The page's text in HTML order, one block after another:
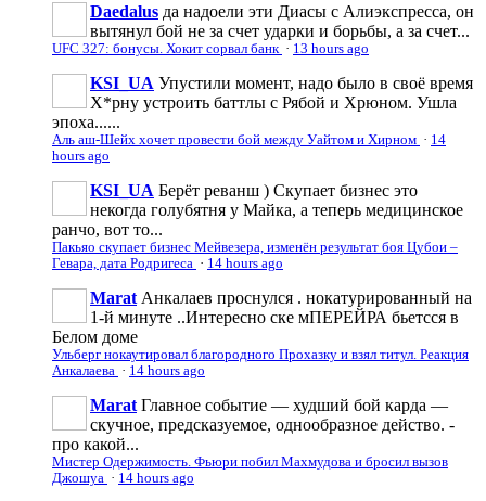
Daedalus да надоели эти Диасы с Алиэкспресса, он
вытянул бой не за счет ударки и борьбы, а за счет...
UFC 327: бонусы. Хокит сорвал банк · 13 hours ago
KSI_UA Упустили момент, надо было в своё время
Х*рну устроить баттлы с Рябой и Хрюном. Ушла
эпоха......
Аль аш-Шейх хочет провести бой между Уайтом и Хирном · 14
hours ago
KSI_UA Берёт реванш ) Скупает бизнес это
некогда голубятня у Майка, а теперь медицинское
ранчо, вот то...
Пакьяо скупает бизнес Мейвезера, изменён результат боя Цубои –
Гевара, дата Родригеса · 14 hours ago
Marat Анкалаев проснулся . нокатурированный на
1-й минуте ..Интересно ске мПЕРЕЙРА бьетсся в
Белом доме
Ульберг нокаутировал благородного Прохазку и взял титул. Реакция
Анкалаева · 14 hours ago
Marat Главное событие — худший бой карда —
скучное, предсказуемое, однообразное действо. -
про какой...
Мистер Одержимость. Фьюри побил Махмудова и бросил вызов
Джошуа · 14 hours ago